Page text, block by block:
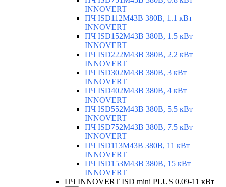
INNOVERT
ПЧ ISD112M43B 380В, 1.1 кВт
INNOVERT
ПЧ ISD152M43B 380В, 1.5 кВт
INNOVERT
ПЧ ISD222M43B 380В, 2.2 кВт
INNOVERT
ПЧ ISD302M43B 380В, 3 кВт
INNOVERT
ПЧ ISD402M43B 380В, 4 кВт
INNOVERT
ПЧ ISD552M43B 380В, 5.5 кВт
INNOVERT
ПЧ ISD752M43B 380В, 7.5 кВт
INNOVERT
ПЧ ISD113M43B 380В, 11 кВт
INNOVERT
ПЧ ISD153M43B 380В, 15 кВт
INNOVERT
ПЧ INNOVERT ISD mini PLUS 0.09-11 кВт